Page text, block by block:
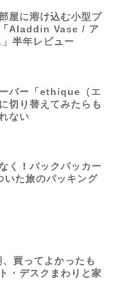
屋に溶け込む小型プ
「Aladdin Vase / ア
半年レビュー
バー「ethique（エ
切り替えてみたらも
ない
く！バックパッカー
いた旅のパッキング
買ってよかったも
・デスクまわりと家